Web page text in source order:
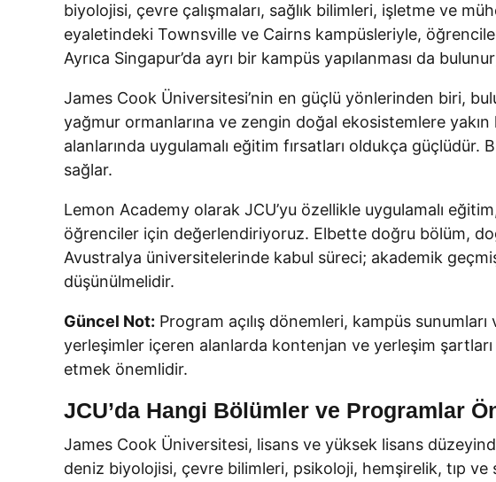
biyolojisi, çevre çalışmaları, sağlık bilimleri, işletme ve
eyaletindeki Townsville ve Cairns kampüsleriyle,
Ayrıca Singapur’da ayrı bir kampüs yapılanması da
James Cook Üniversitesi’nin en güçlü yönlerinden biri,
yağmur ormanlarına ve zengin doğal ekosistemlere
alanlarında uygulamalı eğitim fırsatları oldukça güçlüdür.
sağlar.
Lemon Academy olarak JCU’yu özellikle uygulamalı
öğrenciler için değerlendiriyoruz. Elbette doğru bölüm,
Avustralya üniversitelerinde kabul süreci; akademik
düşünülmelidir.
Güncel Not: Program açılış dönemleri, kampüs
yerleşimler içeren alanlarda kontenjan ve yerleşim
etmek önemlidir.
JCU’da Hangi Bölümler ve Programlar
James Cook Üniversitesi, lisans ve yüksek lisans
deniz biyolojisi, çevre bilimleri, psikoloji, hemşirelik, tıp